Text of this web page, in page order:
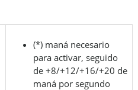
(*) maná necesario
para activar, seguido
de +8/+12/+16/+20 de
maná por segundo